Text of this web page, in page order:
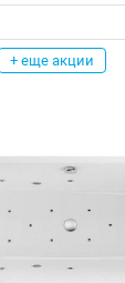
+ еще акции